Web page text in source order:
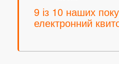
9 із 10 наших
електронний